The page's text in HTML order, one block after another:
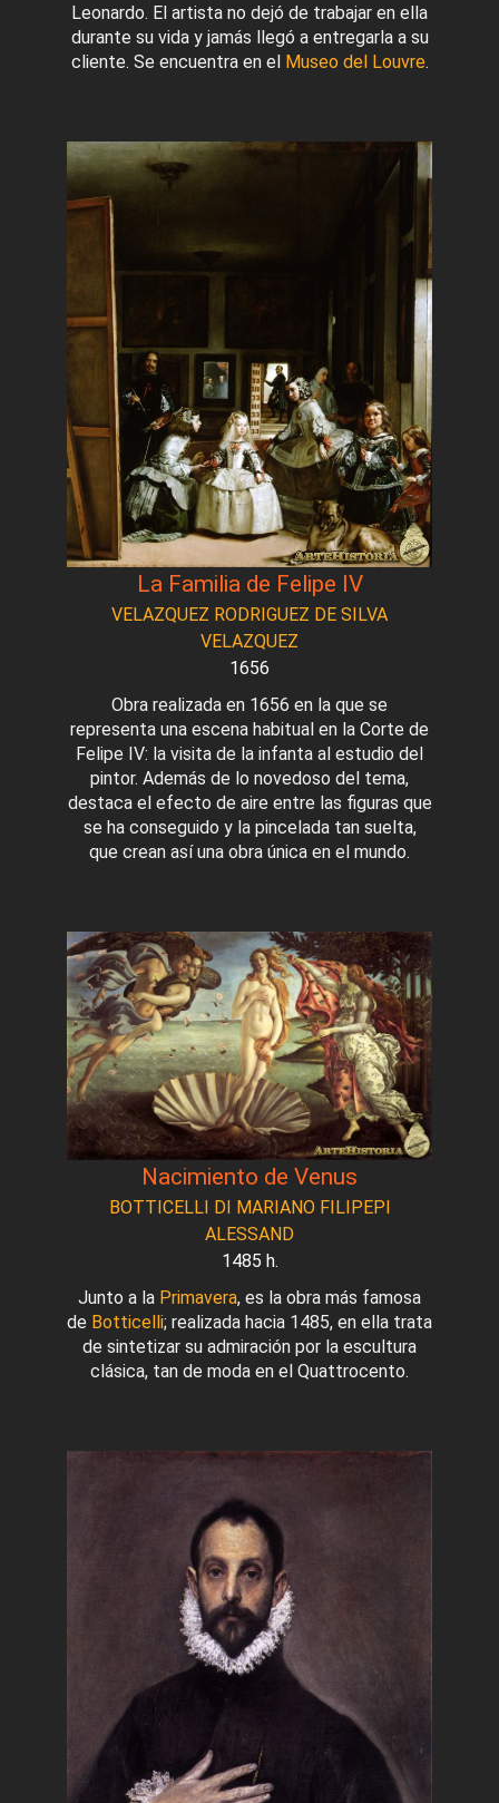
Leonardo. El artista no dejó de trabajar en ella
durante su vida y jamás llegó a entregarla a su
cliente. Se encuentra en el Museo del Louvre.
La Familia de Felipe IV
VELAZQUEZ RODRIGUEZ DE SILVA
VELAZQUEZ
1656
Obra realizada en 1656 en la que se
representa una escena habitual en la Corte de
Felipe IV: la visita de la infanta al estudio del
pintor. Además de lo novedoso del tema,
destaca el efecto de aire entre las figuras que
se ha conseguido y la pincelada tan suelta,
que crean así una obra única en el mundo.
Nacimiento de Venus
BOTTICELLI DI MARIANO FILIPEPI
ALESSAND
1485 h.
Junto a la Primavera, es la obra más famosa
de Botticelli; realizada hacia 1485, en ella trata
de sintetizar su admiración por la escultura
clásica, tan de moda en el Quattrocento.